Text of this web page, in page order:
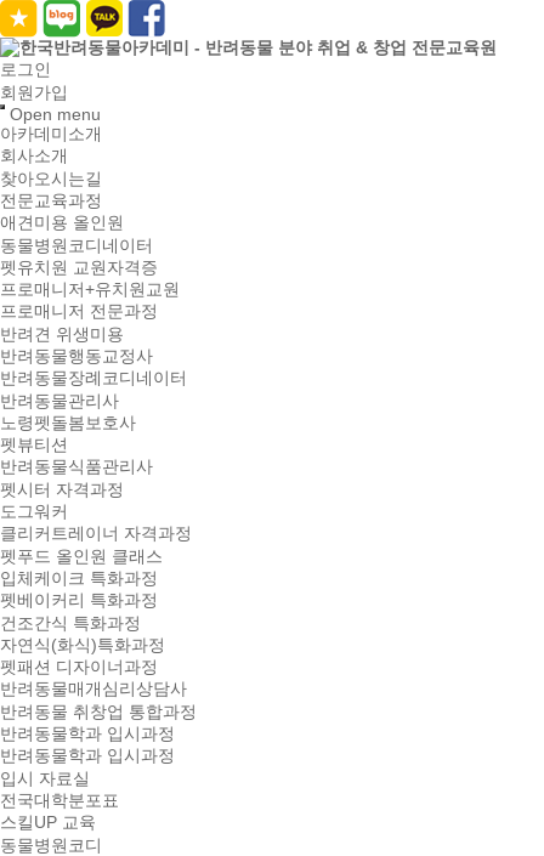
로그인
회원가입
Open menu
아카데미소개
회사소개
찾아오시는길
전문교육과정
애견미용 올인원
동물병원코디네이터
펫유치원 교원자격증
프로매니저+유치원교원
프로매니저 전문과정
반려견 위생미용
반려동물행동교정사
반려동물장례코디네이터
반려동물관리사
노령펫돌봄보호사
펫뷰티션
반려동물식품관리사
펫시터 자격과정
도그워커
클리커트레이너 자격과정
펫푸드 올인원 클래스
입체케이크 특화과정
펫베이커리 특화과정
건조간식 특화과정
자연식(화식)특화과정
펫패션 디자이너과정
반려동물매개심리상담사
반려동물 취창업 통합과정
반려동물학과 입시과정
반려동물학과 입시과정
입시 자료실
전국대학분포표
스킬UP 교육
동물병원코디